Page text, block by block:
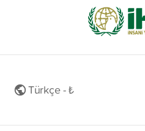
Türkçe - ₺